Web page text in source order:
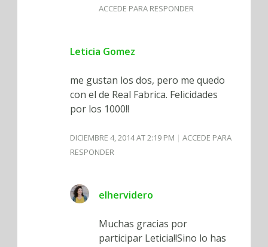
ACCEDE PARA RESPONDER
Leticia Gomez
me gustan los dos, pero me quedo
con el de Real Fabrica. Felicidades
por los 1000!!
DICIEMBRE 4, 2014 AT 2:19 PM
ACCEDE PARA
RESPONDER
elhervidero
Muchas gracias por
participar Leticia!!Sino lo has